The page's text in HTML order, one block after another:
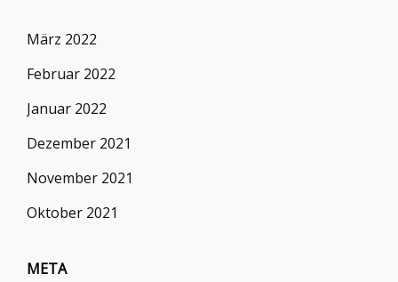
März 2022
Februar 2022
Januar 2022
Dezember 2021
November 2021
Oktober 2021
META